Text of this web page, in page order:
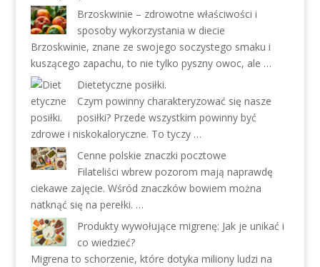
Brzoskwinie – zdrowotne właściwości i
sposoby wykorzystania w diecie
Brzoskwinie, znane ze swojego soczystego smaku i
kuszącego zapachu, to nie tylko pyszny owoc, ale …
Dietetyczne posiłki.
Czym powinny charakteryzować się nasze
posiłki? Przede wszystkim powinny być
zdrowe i niskokaloryczne. To tyczy …
Cenne polskie znaczki pocztowe
Filateliści wbrew pozorom mają naprawdę
ciekawe zajęcie. Wśród znaczków bowiem można
natknąć się na perełki. …
Produkty wywołujące migrenę: Jak je unikać i
co wiedzieć?
Migrena to schorzenie, które dotyka miliony ludzi na